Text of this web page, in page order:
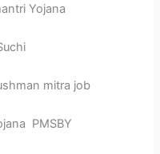
Yojana
mitra job
PMSBY